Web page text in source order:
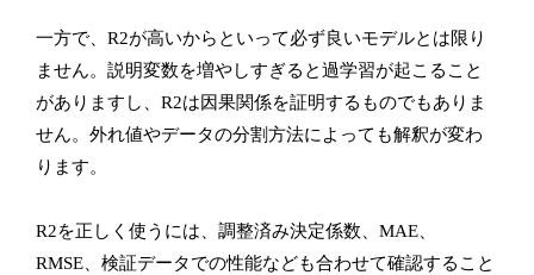
一方で、R2が高いからといって必ず良いモデルとは限り
ません。説明変数を増やしすぎると過学習が起こること
がありますし、R2は因果関係を証明するものでもありま
せん。外れ値やデータの分割方法によっても解釈が変わ
ります。
R2を正しく使うには、調整済み決定係数、MAE、
RMSE、検証データでの性能なども合わせて確認すること